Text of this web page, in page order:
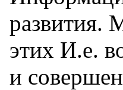
развития.
этих И.е.
и